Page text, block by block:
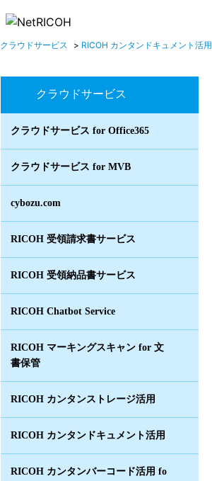
クラウドサービス > RICOH カンタンドキュメント活用
クラウドサービス
クラウドサービス for Office365
クラウドサービス for MVB
cybozu.com
RICOH 受領請求書サービス
RICOH 受領納品書サービス
RICOH Chatbot Service
RICOH マーキングスキャン for 文
書保管
RICOH カンタンストレージ活用
RICOH カンタンドキュメント活用
RICOH カンタンバーコード活用 fo